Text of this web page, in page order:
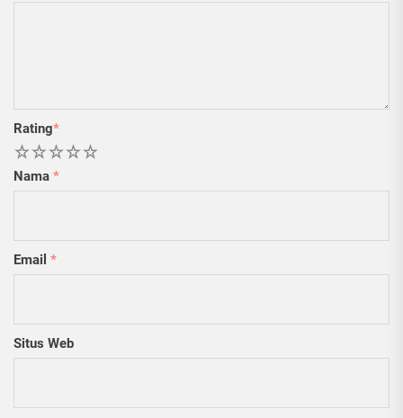
Rating*
5
4
3
2
Nama *
Email *
Situs Web